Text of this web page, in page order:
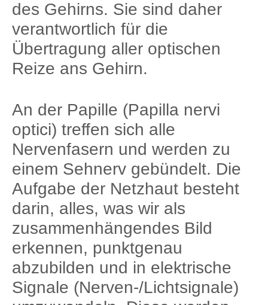
des Gehirns. Sie sind daher
verantwortlich für die
Übertragung aller optischen
Reize ans Gehirn.
An der Papille (Papilla nervi
optici) treffen sich alle
Nervenfasern und werden zu
einem Sehnerv gebündelt. Die
Aufgabe der Netzhaut besteht
darin, alles, was wir als
zusammenhängendes Bild
erkennen, punktgenau
abzubilden und in elektrische
Signale (Nerven-/Lichtsignale)